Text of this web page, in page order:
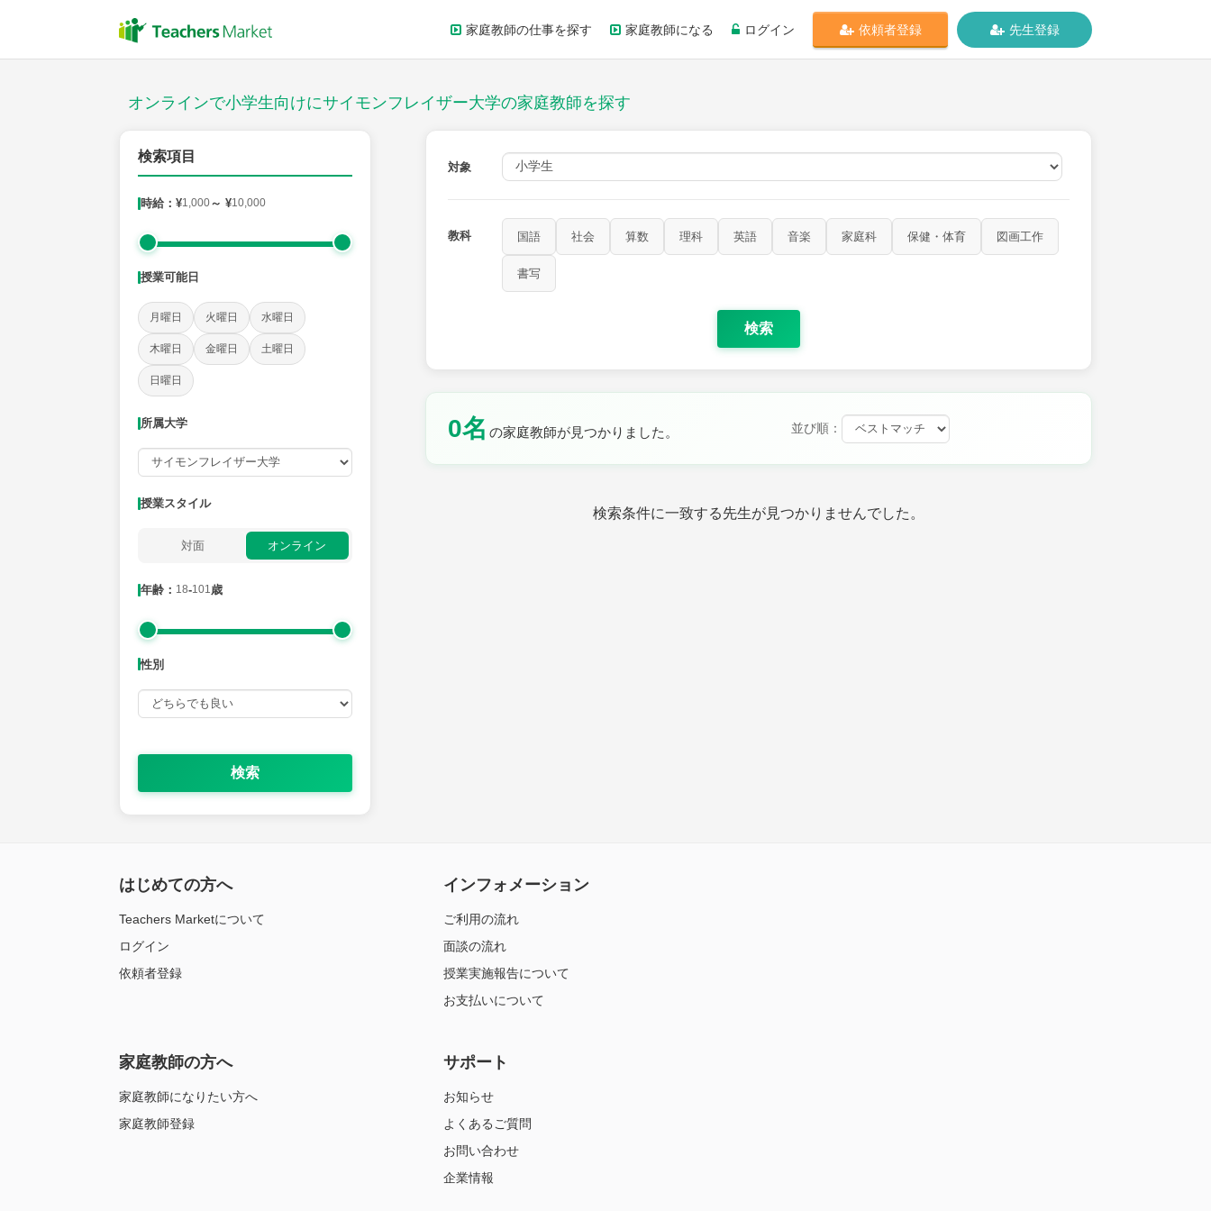
家庭教師の仕事を探す 家庭教師になる ログイン 依頼者登録 先生登録
オンラインで小学生向けにサイモンフレイザー大学の家庭教師を探す
検索項目
時給：¥1,000～ ¥10,000
授業可能日
月曜日 火曜日 水曜日
木曜日 金曜日 土曜日
日曜日
所属大学
授業スタイル
対面 オンライン
年齢： 18-101歳
性別
検索
対象
教科 国語 社会 算数 理科 英語 音楽 家庭科 保健・体育 図画工作
書写
検索
0名 の家庭教師が見つかりました。 並び順：
検索条件に一致する先生が見つかりませんでした。
授業スタイル
社会 保健・体育 図画工作 書写
時給：¥1,000 ～ ¥10,000
授業可能日
火曜日 土曜日 日曜日
所属大学
はじめての方へ
Teachers Marketについて
ログイン
依頼者登録
インフォメーション
ご利用の流れ
面談の流れ
授業実施報告について
お支払いについて
家庭教師の方へ
家庭教師になりたい方へ
家庭教師登録
サポート
お知らせ
よくあるご質問
お問い合わせ
企業情報